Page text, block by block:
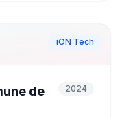
iON Tech
de
2024